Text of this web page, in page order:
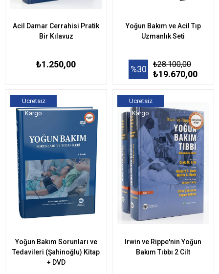
Acil Damar Cerrahisi Pratik
Bir Kılavuz
₺1.250,00
Yoğun Bakım ve Acil Tıp
Uzmanlık Seti
%30 ₺28.100,00
₺19.670,00
Yoğun Bakım Sorunları ve
Tedavileri (Şahinoğlu) Kitap
+ DVD
Ücretsiz
Kargo
Irwin ve Rippe'nin Yoğun
Bakım Tıbbı 2 Cilt
Ücretsiz
Kargo